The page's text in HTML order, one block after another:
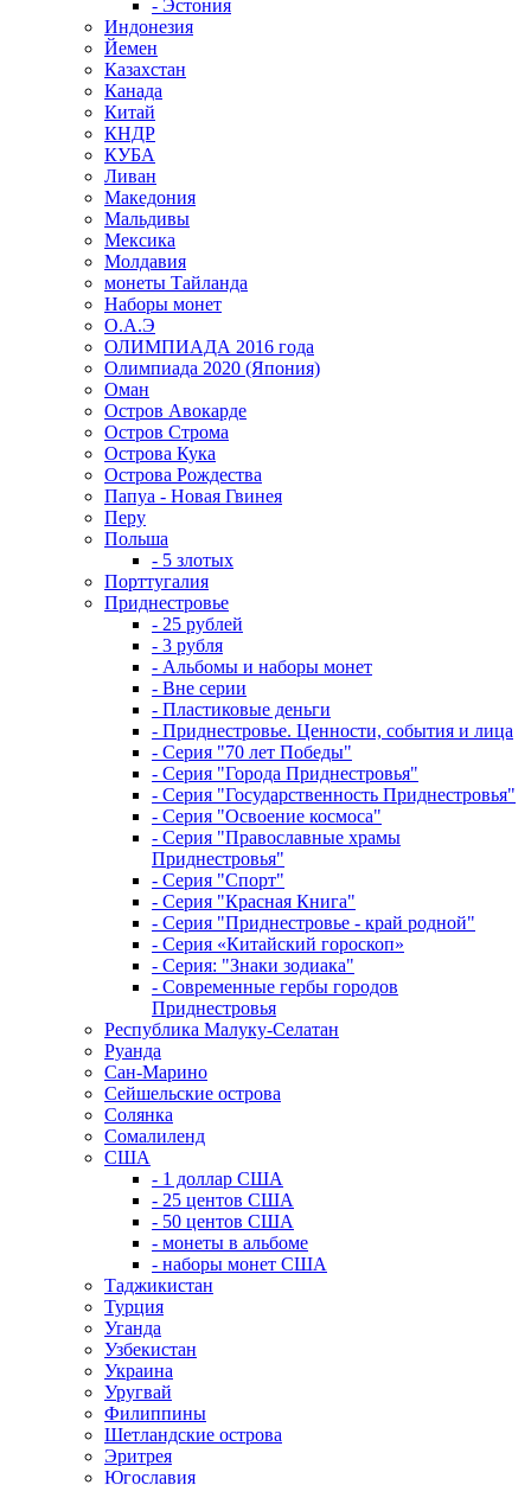
- Эстония
Индонезия
Йемен
Казахстан
Канада
Китай
КНДР
КУБА
Ливан
Македония
Мальдивы
Мексика
Молдавия
монеты Тайланда
Наборы монет
О.А.Э
ОЛИМПИАДА 2016 года
Олимпиада 2020 (Япония)
Оман
Остров Авокарде
Остров Строма
Острова Кука
Острова Рождества
Папуа - Новая Гвинея
Перу
Польша
- 5 злотых
Порттугалия
Приднестровье
- 25 рублей
- 3 рубля
- Альбомы и наборы монет
- Вне серии
- Пластиковые деньги
- Приднестровье. Ценности, события и лица
- Серия "70 лет Победы"
- Серия "Города Приднестровья"
- Серия "Государственность Приднестровья"
- Серия "Освоение космоса"
- Серия "Православные храмы
Приднестровья"
- Серия "Спорт"
- Серия "Красная Книга"
- Серия "Приднестровье - край родной"
- Серия «Китайский гороскоп»
- Серия: "Знаки зодиака"
- Современные гербы городов
Приднестровья
Республика Малуку-Селатан
Руанда
Сан-Марино
Сейшельские острова
Солянка
Сомалиленд
США
- 1 доллар США
- 25 центов США
- 50 центов США
- монеты в альбоме
- наборы монет США
Таджикистан
Турция
Уганда
Узбекистан
Украина
Уругвай
Филиппины
Шетландские острова
Эритрея
Югославия